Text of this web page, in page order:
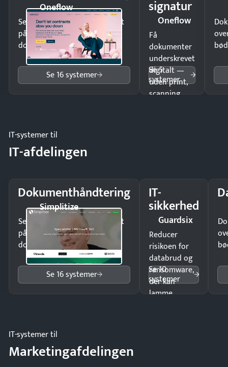
Oneflow
Send kontrakter til underskrift
på minutter og mist ingen
dokumenter.
Se 16 systemer
signatur
Oneflow
Få
dokumenter
underskrevet
digitalt —
uden print,
scanning
Se 5
systemer
IT-systemer til
IT-afdelingen
Dokumenthåndtering
Simplitize
Send kontrakter til underskrift
på minutter og mist ingen
dokumenter.
Se 16 systemer
IT-
sikkerhed
Guardsix
Reducer
risikoen for
databrud og
ransomware,
der kan
lamme
Se 10
systemer
IT-systemer til
Marketingafdelingen